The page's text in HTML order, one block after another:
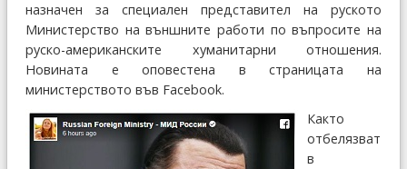
назначен за специален представител на руското
Министерство на външните работи по въпросите на
руско-американските хуманитарни отношения.
Новината е оповестена в страницата на
министерството във Facebook.
Както
отбелязват
в